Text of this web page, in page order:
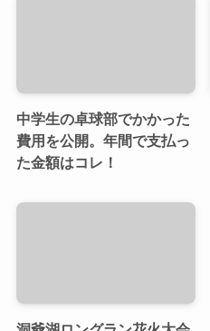
中学生の卓球部でかかった
費用を公開。年間で支払っ
た金額はコレ！